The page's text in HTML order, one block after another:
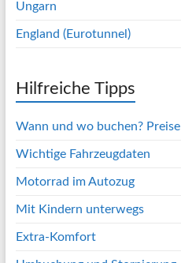
Ungarn
England (Eurotunnel)
Hilfreiche Tipps
Wann und wo buchen? Preise
Wichtige Fahrzeugdaten
Motorrad im Autozug
Mit Kindern unterwegs
Extra-Komfort